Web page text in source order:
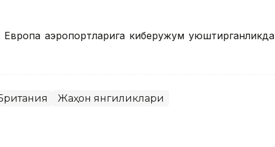
аэропортларига киберҳужум уюштирганликда
Жаҳон янгиликлари